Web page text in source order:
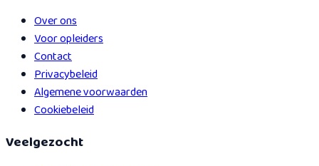
Over ons
Voor opleiders
Contact
Privacybeleid
Algemene voorwaarden
Cookiebeleid
Veelgezocht